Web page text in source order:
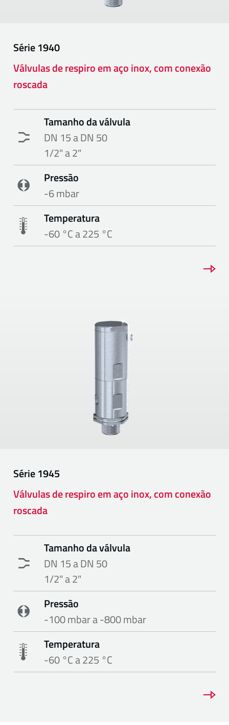
Série1940
Válvulas de respiro em aço inox, com conexão
roscada
Tamanho da válvula
DN 15 a DN 50
1/2" a 2"
Pressão
-6 mbar
Temperatura
-60 °C a 225 °C
Série1945
Válvulas de respiro em aço inox, com conexão
roscada
Tamanho da válvula
DN 15 a DN 50
1/2" a 2"
Pressão
-100 mbar a -800 mbar
Temperatura
-60 °C a 225 °C